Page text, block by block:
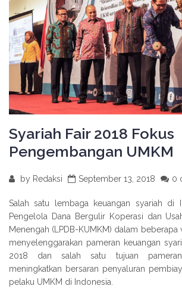
Syariah Fair 2018 Fokus
Pengembangan UMKM
by Redaksi September 13, 2018 0
Salah satu lembaga keuangan syariah di
Pengelola Dana Bergulir Koperasi dan
Menengah (LPDB-KUMKM) dalam beberapa
menyelenggarakan pameran keuangan
2018 dan salah satu tujuan
meningkatkan bersaran penyaluran
pelaku UMKM di Indonesia.